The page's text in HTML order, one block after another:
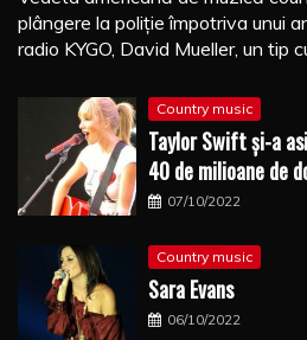
plângere la poliţie împotriva unui
radio KYGO, David Mueller, un tip
Country music
Taylor Swift şi-a
40 de milioane de
07/10/2022
Country music
Sara Evans
06/10/2022